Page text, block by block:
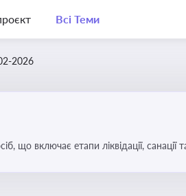
Всі Теми
2026
що включає етапи ліквідації, санації